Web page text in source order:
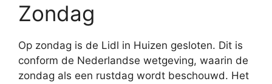
Zondag
Op zondag is de Lidl in Huizen gesloten. Dit is
conform de Nederlandse wetgeving, waarin de
zondag als een rustdag wordt beschouwd. Het